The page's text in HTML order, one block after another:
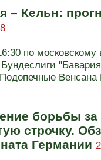
– Кельн:
по московскому
борьбы
строчку.
Германии